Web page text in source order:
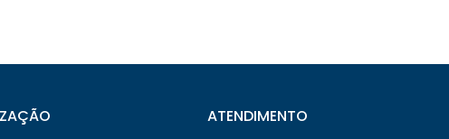
ATENDIMENTO